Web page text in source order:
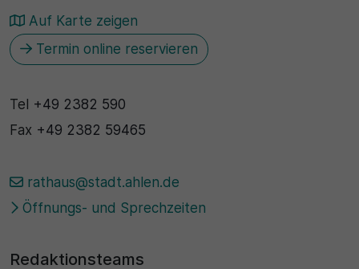
Auf Karte zeigen
Termin online reservieren
Tel +49 2382 590
Fax +49 2382 59465
rathaus@stadt.ahlen.de
Öffnungs- und Sprechzeiten
Redaktionsteams